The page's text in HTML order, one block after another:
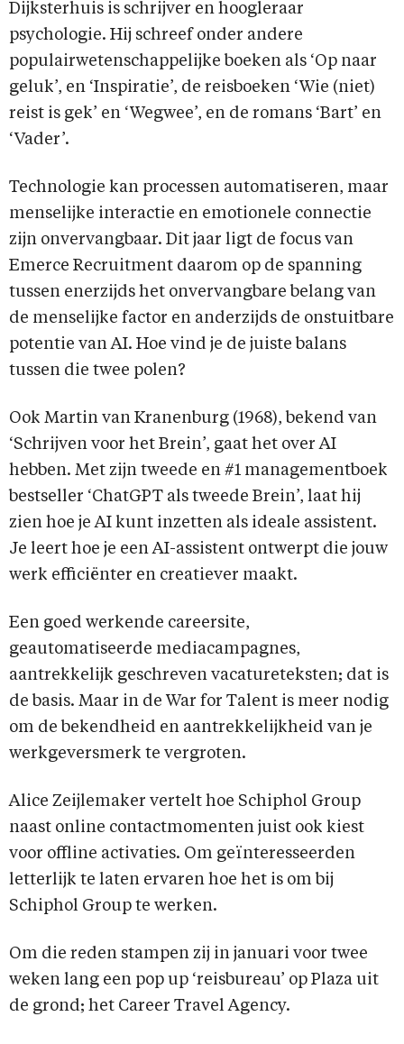
Dijksterhuis is schrijver en hoogleraar
psychologie. Hij schreef onder andere
populairwetenschappelijke boeken als ‘Op naar
geluk’, en ‘Inspiratie’, de reisboeken ‘Wie (niet)
reist is gek’ en ‘Wegwee’, en de romans ‘Bart’ en
‘Vader’.
Technologie kan processen automatiseren, maar
menselijke interactie en emotionele connectie
zijn onvervangbaar. Dit jaar ligt de focus van
Emerce Recruitment daarom op de spanning
tussen enerzijds het onvervangbare belang van
de menselijke factor en anderzijds de onstuitbare
potentie van AI. Hoe vind je de juiste balans
tussen die twee polen?
Ook Martin van Kranenburg (1968), bekend van
‘Schrijven voor het Brein’, gaat het over AI
hebben. Met zijn tweede en #1 managementboek
bestseller ‘ChatGPT als tweede Brein’, laat hij
zien hoe je AI kunt inzetten als ideale assistent.
Je leert hoe je een AI-assistent ontwerpt die jouw
werk efficiënter en creatiever maakt.
Een goed werkende careersite,
geautomatiseerde mediacampagnes,
aantrekkelijk geschreven vacatureteksten; dat is
de basis. Maar in de War for Talent is meer nodig
om de bekendheid en aantrekkelijkheid van je
werkgeversmerk te vergroten.
Alice Zeijlemaker vertelt hoe Schiphol Group
naast online contactmomenten juist ook kiest
voor offline activaties. Om geïnteresseerden
letterlijk te laten ervaren hoe het is om bij
Schiphol Group te werken.
Om die reden stampen zij in januari voor twee
weken lang een pop up ‘reisbureau’ op Plaza uit
de grond; het Career Travel Agency.